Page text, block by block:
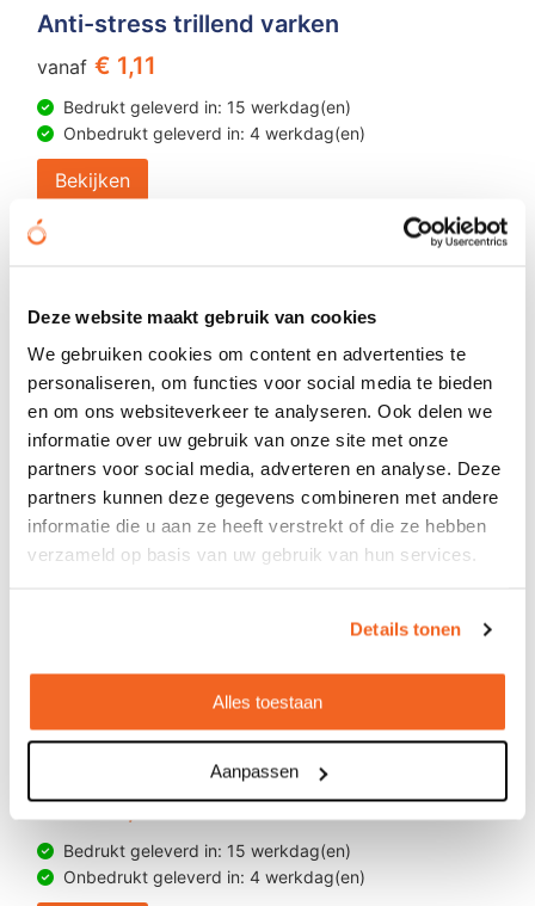
Deze website maakt gebruik van cookies
We gebruiken cookies om content en advertenties te
personaliseren, om functies voor social media te bieden
en om ons websiteverkeer te analyseren. Ook delen we
informatie over uw gebruik van onze site met onze
partners voor social media, adverteren en analyse. Deze
partners kunnen deze gegevens combineren met andere
informatie die u aan ze heeft verstrekt of die ze hebben
verzameld op basis van uw gebruik van hun services.
Details tonen
Alles toestaan
Aanpassen
Anti-stress trillend varken
vanaf € 1,11
Bedrukt geleverd in: 15 werkdag(en)
Onbedrukt geleverd in: 4 werkdag(en)
Bekijken
Anti-stress octopus sleutelhanger
vanaf € 1,60
Bedrukt geleverd in: 15 werkdag(en)
Onbedrukt geleverd in: 4 werkdag(en)